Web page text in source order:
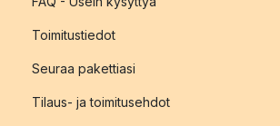
Toimitustiedot
Seuraa pakettiasi
Tilaus- ja toimitusehdot